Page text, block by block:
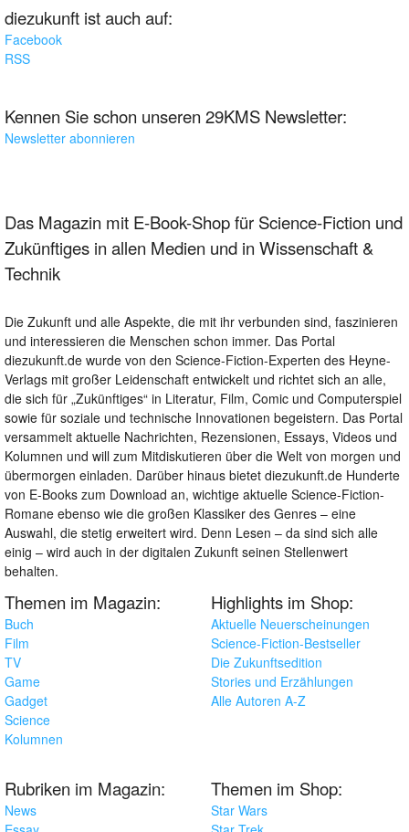
diezukunft ist auch auf:
Facebook
RSS
Kennen Sie schon unseren 29KMS Newsletter:
Newsletter abonnieren
Das Magazin mit E-Book-Shop für Science-Fiction und
Zukünftiges in allen Medien und in Wissenschaft &
Technik
Die Zukunft und alle Aspekte, die mit ihr verbunden sind, faszinieren
und interessieren die Menschen schon immer. Das Portal
diezukunft.de wurde von den Science-Fiction-Experten des Heyne-
Verlags mit großer Leidenschaft entwickelt und richtet sich an alle,
die sich für „Zukünftiges“ in Literatur, Film, Comic und Computerspiel
sowie für soziale und technische Innovationen begeistern. Das Portal
versammelt aktuelle Nachrichten, Rezensionen, Essays, Videos und
Kolumnen und will zum Mitdiskutieren über die Welt von morgen und
übermorgen einladen. Darüber hinaus bietet diezukunft.de Hunderte
von E-Books zum Download an, wichtige aktuelle Science-Fiction-
Romane ebenso wie die großen Klassiker des Genres – eine
Auswahl, die stetig erweitert wird. Denn Lesen – da sind sich alle
einig – wird auch in der digitalen Zukunft seinen Stellenwert
behalten.
Themen im Magazin:
Buch
Film
TV
Game
Gadget
Science
Kolumnen
Highlights im Shop:
Aktuelle Neuerscheinungen
Science-Fiction-Bestseller
Die Zukunftsedition
Stories und Erzählungen
Alle Autoren A-Z
Rubriken im Magazin:
News
Themen im Shop:
Star Wars